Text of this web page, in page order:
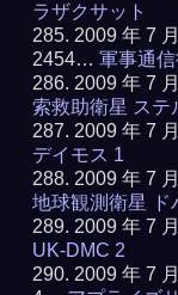
ラザクサット
2009 年 7
2454…軍事通
2009 年 7
索救助衛星 ステ
2009 年 7
デイモス 1
2009 年 7
地球観測衛星 ド
2009 年 7
UK-DMC 2
2009 年 7